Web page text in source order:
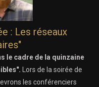
: Les réseaux
le cadre de la quinzaine
Lors de la soirée de
les conférenciers